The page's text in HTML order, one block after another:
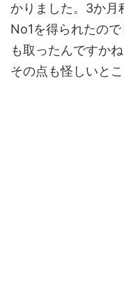
かりました。3か月
No1を得られたの
も取ったんですか
その点も怪しいとこ